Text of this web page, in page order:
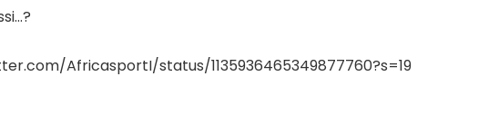
AfricasportI/status/1135936465349877760?s=19